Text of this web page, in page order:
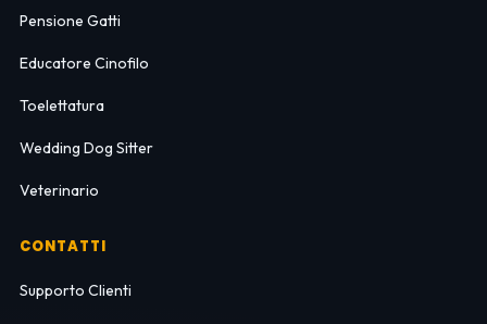
Pensione Gatti
Educatore Cinofilo
Toelettatura
Wedding Dog Sitter
Veterinario
CONTATTI
Supporto Clienti